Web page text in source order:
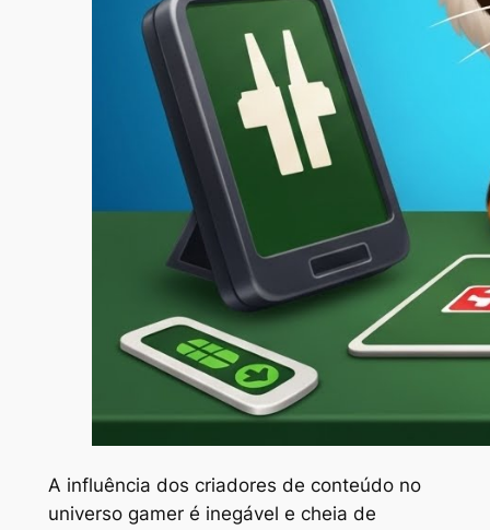
A influência dos criadores de conteúdo no
universo gamer é inegável e cheia de